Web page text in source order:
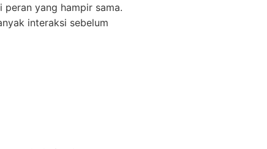
yang hampir sama.
interaksi sebelum